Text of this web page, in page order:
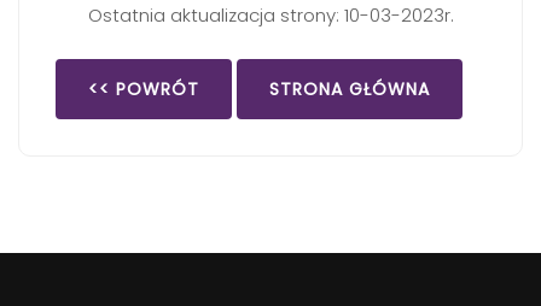
Ostatnia aktualizacja strony: 10-03-2023r.
<< POWRÓT STRONA GŁÓWNA